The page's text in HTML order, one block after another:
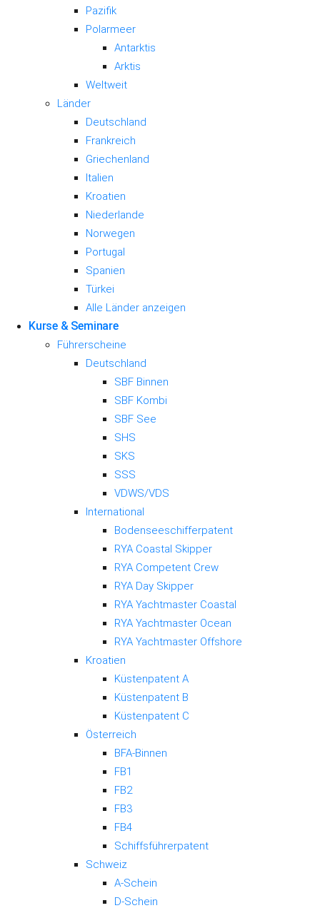
Pazifik
Polarmeer
Antarktis
Arktis
Weltweit
Länder
Deutschland
Frankreich
Griechenland
Italien
Kroatien
Niederlande
Norwegen
Portugal
Spanien
Türkei
Alle Länder anzeigen
Kurse & Seminare
Führerscheine
Deutschland
SBF Binnen
SBF Kombi
SBF See
SHS
SKS
SSS
VDWS/VDS
International
Bodenseeschifferpatent
RYA Coastal Skipper
RYA Competent Crew
RYA Day Skipper
RYA Yachtmaster Coastal
RYA Yachtmaster Ocean
RYA Yachtmaster Offshore
Kroatien
Küstenpatent A
Küstenpatent B
Küstenpatent C
Österreich
BFA-Binnen
FB1
FB2
FB3
FB4
Schiffsführerpatent
Schweiz
A-Schein
D-Schein